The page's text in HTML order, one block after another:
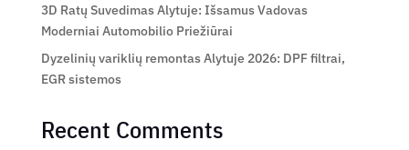
3D Ratų Suvedimas Alytuje: Išsamus Vadovas
Moderniai Automobilio Priežiūrai
Dyzelinių variklių remontas Alytuje 2026: DPF filtrai,
EGR sistemos
Recent Comments